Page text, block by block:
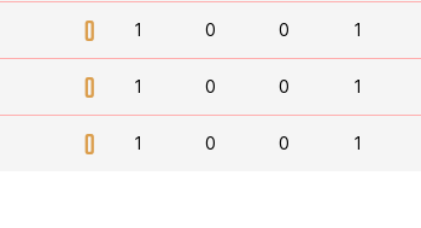
0 1 0 0 1
0 1 0 0 1
0 1 0 0 1